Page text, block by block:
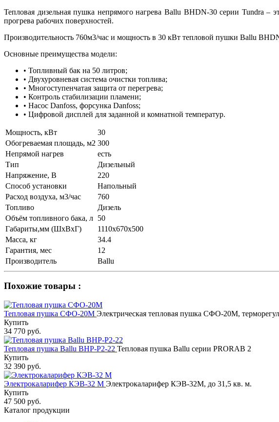
Тепловая дизельная пушка непрямого нагрева Ballu BHDN-30 серии Tundra
прогрева рабочих поверхностей.
Производительность 760м3/час и мощность в 30 кВт тепловой пушки Ballu
Основные преимущества модели:
• Топливный бак на 50 литров;
• Двухуровневая система очистки топлива;
• Многоступенчатая защита от перегрева;
• Контроль стабилизации пламени;
• Насос Danfoss, форсунка Danfoss;
• Цифровой дисплей для заданной и комнатной температур.
Мощность, кВт
30
Обогреваемая площадь, м2 300
Непрямой нагрев
есть
Тип
Дизельный
Напряжение, В
220
Способ установки
Напольный
Расход воздуха, м3/час
760
Топливо
Дизель
Объём топливного бака, л 50
Габариты,мм (ШхВхГ)
1110x670х500
Масса, кг
34.4
Гарантия, мес
12
Производитель
Ballu
Похожие товары :
Тепловая пушка СФО-20М Электрическая тепловая пушка СФО-20М,
Купить
34 770 руб.
Тепловая пушка Ballu BHP-P2-22 Тепловая пушка Ballu серии PRORAB 2
Купить
32 390 руб.
Электрокаларифер КЭВ-32 М Электрокаларифер КЭВ-32М, до 31,5 кв. м.
Купить
47 500 руб.
Каталог продукции